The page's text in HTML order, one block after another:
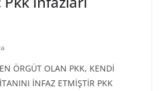
ÖRGÜT OLAN PKK, KENDİ
İNFAZ ETMİŞTİR PKK